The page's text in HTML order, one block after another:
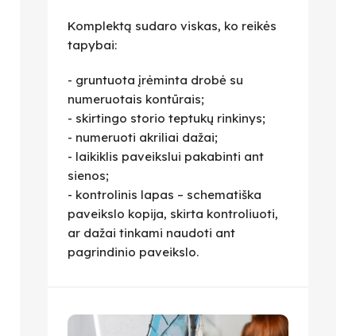
Komplektą sudaro viskas, ko reikės
tapybai:
- gruntuota įrėminta drobė su
numeruotais kontūrais;
- skirtingo storio teptukų rinkinys;
- numeruoti akriliai dažai;
- laikiklis paveikslui pakabinti ant
sienos;
- kontrolinis lapas – schematiška
paveikslo kopija, skirta kontroliuoti,
ar dažai tinkami naudoti ant
pagrindinio paveikslo.